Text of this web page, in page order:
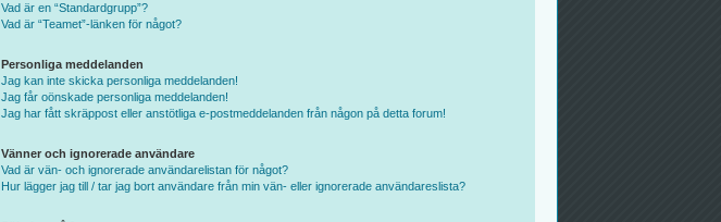
Vad är en “Standardgrupp”?
Vad är “Teamet”-länken för något?
Personliga meddelanden
Jag kan inte skicka personliga meddelanden!
Jag får oönskade personliga meddelanden!
Jag har fått skräppost eller anstötliga e-postmeddelanden från någon på detta forum!
Vänner och ignorerade användare
Vad är vän- och ignorerade användarelistan för något?
Hur lägger jag till / tar jag bort användare från min vän- eller ignorerade användareslista?